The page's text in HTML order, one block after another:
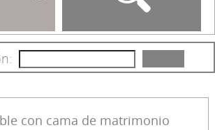
con cama de matrimonio